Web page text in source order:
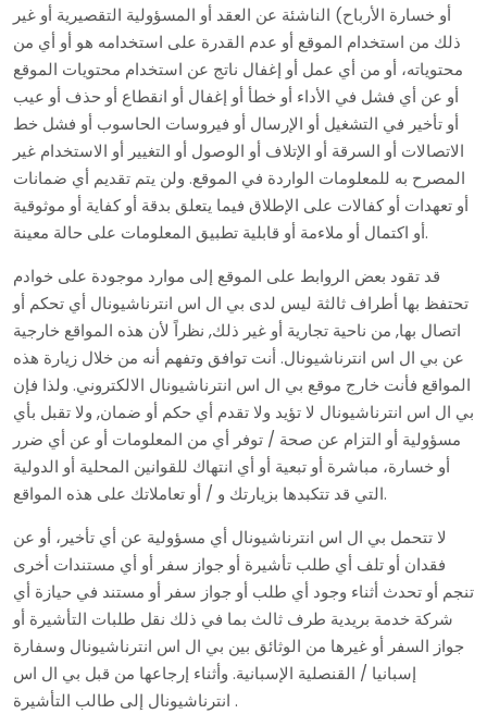
أو خسارة الأرباح) الناشئة عن العقد أو المسؤولية التقصيرية أو غير
ذلك من استخدام الموقع أو عدم القدرة على استخدامه هو أو أي من
محتوياته، أو من أي عمل أو إغفال ناتج عن استخدام محتويات الموقع
أو عن أي فشل في الأداء أو خطأ أو إغفال أو انقطاع أو حذف أو عيب
أو تأخير في التشغيل أو الإرسال أو فيروسات الحاسوب أو فشل خط
الاتصالات أو السرقة أو الإتلاف أو الوصول أو التغيير أو الاستخدام غير
المصرح به للمعلومات الواردة في الموقع. ولن يتم تقديم أي ضمانات
أو تعهدات أو كفالات على الإطلاق فيما يتعلق بدقة أو كفاية أو موثوقية
أو اكتمال أو ملاءمة أو قابلية تطبيق المعلومات على حالة معينة.
قد تقود بعض الروابط على الموقع إلى موارد موجودة على خوادم
تحتفظ بها أطراف ثالثة ليس لدى بي ال اس انترناشيونال أي تحكم أو
اتصال بها, من ناحية تجارية أو غير ذلك, نظراً لأن هذه المواقع خارجية
عن بي ال اس انترناشيونال. أنت توافق وتفهم أنه من خلال زيارة هذه
المواقع فأنت خارج موقع بي ال اس انترناشيونال الالكتروني. ولذا فإن
بي ال اس انترناشيونال لا تؤيد ولا تقدم أي حكم أو ضمان, ولا تقبل بأي
مسؤولية أو التزام عن صحة / توفر أي من المعلومات أو عن أي ضرر
أو خسارة، مباشرة أو تبعية أو أي انتهاك للقوانين المحلية أو الدولية
التي قد تتكبدها بزيارتك و / أو تعاملاتك على هذه المواقع.
لا تتحمل بي ال اس انترناشيونال أي مسؤولية عن أي تأخير، أو عن
فقدان أو تلف أي طلب تأشيرة أو جواز سفر أو أي مستندات أخرى
تنجم أو تحدث أثناء وجود أي طلب أو جواز سفر أو مستند في حيازة أي
شركة خدمة بريدية طرف ثالث بما في ذلك نقل طلبات التأشيرة أو
جواز السفر أو غيرها من الوثائق بين بي ال اس انترناشيونال وسفارة
إسبانيا / القنصلية الإسبانية. وأثناء إرجاعها من قبل بي ال اس
انترناشيونال إلى طالب التأشيرة .